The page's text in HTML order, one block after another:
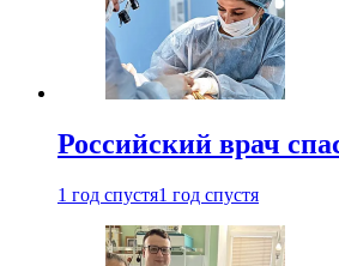
Российский врач
1 год спустя1 год спустя